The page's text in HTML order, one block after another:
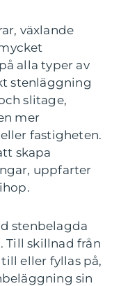
växlande
alla typer av
stenläggning
slitage,
mer
fastigheten.
skapa
uppfarter
stenbelagda
Till skillnad från
eller fyllas på,
sin